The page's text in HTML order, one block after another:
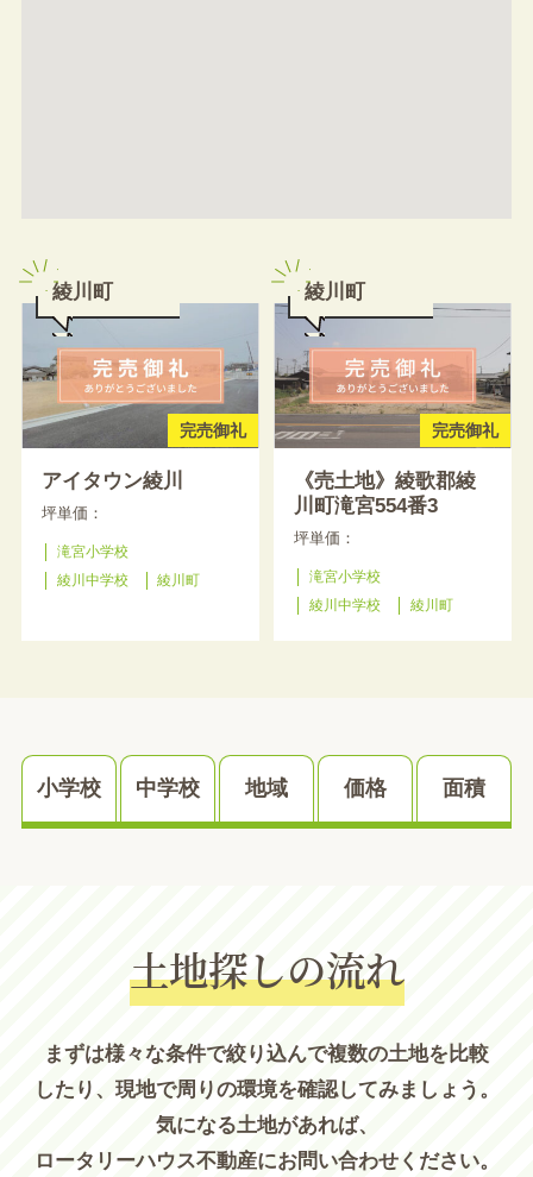
綾川町
完売御礼
アイタウン綾川
坪単価：
滝宮小学校
綾川中学校
綾川町
綾川町
完売御礼
《売土地》綾歌郡綾
川町滝宮554番3
坪単価：
滝宮小学校
綾川中学校
綾川町
小学校 中学校 地域 価格 面積
土地探しの流れ
まずは様々な条件で絞り込んで複数の土地を比較
したり、現地で周りの環境を確認してみましょう。
気になる土地があれば、
ロータリーハウス不動産にお問い合わせください。